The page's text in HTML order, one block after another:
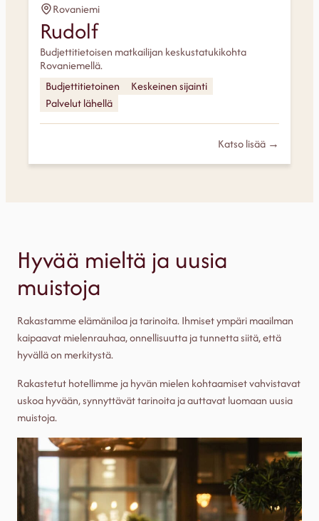
Rovaniemi
Rudolf
Budjettitietoisen matkailijan keskustatukikohta
Rovaniemellä.
Budjettitietoinen
Keskeinen sijainti
Palvelut lähellä
Katso lisää →
Hyvää mieltä ja uusia
muistoja
Rakastamme elämäniloa ja tarinoita. Ihmiset ympäri maailman
kaipaavat mielenrauhaa, onnellisuutta ja tunnetta siitä, että
hyvällä on merkitystä.
Rakastetut hotellimme ja hyvän mielen kohtaamiset vahvistavat
uskoa hyvään, synnyttävät tarinoita ja auttavat luomaan uusia
muistoja.